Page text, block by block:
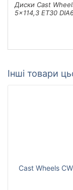
Диски Cast
5x114,3 ET30
Інші товари
Cast Wheels